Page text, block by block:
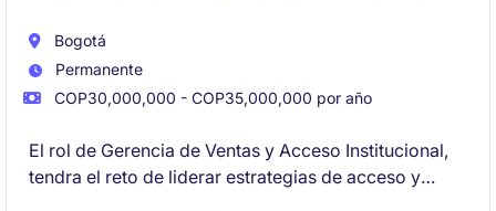
Bogotá
Permanente
COP30,000,000 - COP35,000,000 por año
El rol de Gerencia de Ventas y Acceso Institucional,
tendra el reto de liderar estrategias de acceso y